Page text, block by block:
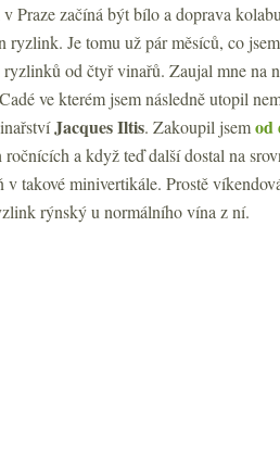
Praze začíná být bílo a doprava
ryzlink. Je tomu už pár měsíců, co
od čtyř vinařů. Zaujal mne na
ve kterém jsem následně utopil
Jacques Iltis. Zakoupil jsemod
a když teď další dostal na
v takové minivertikále. Prostě
rýnský u normálního vína z ní.